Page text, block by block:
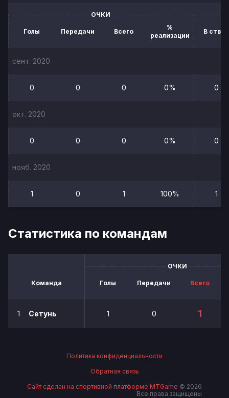
ОЧКИ
Голы Передачи Всего
%
реализации
В створ
сент. 2020
0 0 0 0% 0
окт. 2020
0 0 0 0% 0
нояб. 2020
1 0 1 100% 1
Статистика по командам
Команда
ОЧКИ
Голы Передачи Всего
1 Сетунь 1 0 1
Политика конфиденциальности
Обратная связь
Сайт сделан на спортивной платформе MTGame © 2026
Все права защищены